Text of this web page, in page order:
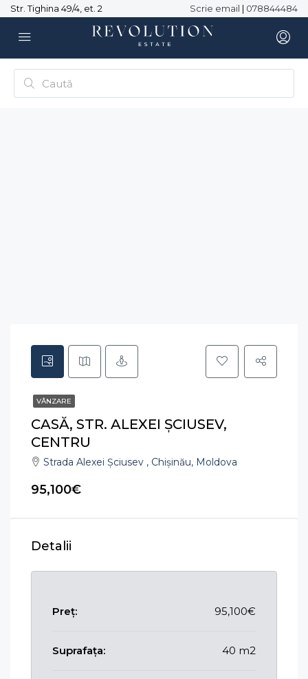
Str. Tighina 49/4, et. 2 Scrie email | 078844484
VÂNZARE
CASĂ, STR. ALEXEI ȘCIUSEV,
CENTRU
Strada Alexei Şciusev , Chișinău, Moldova
95,100€
Detalii
Preț: 95,100€
Suprafața: 40 m2